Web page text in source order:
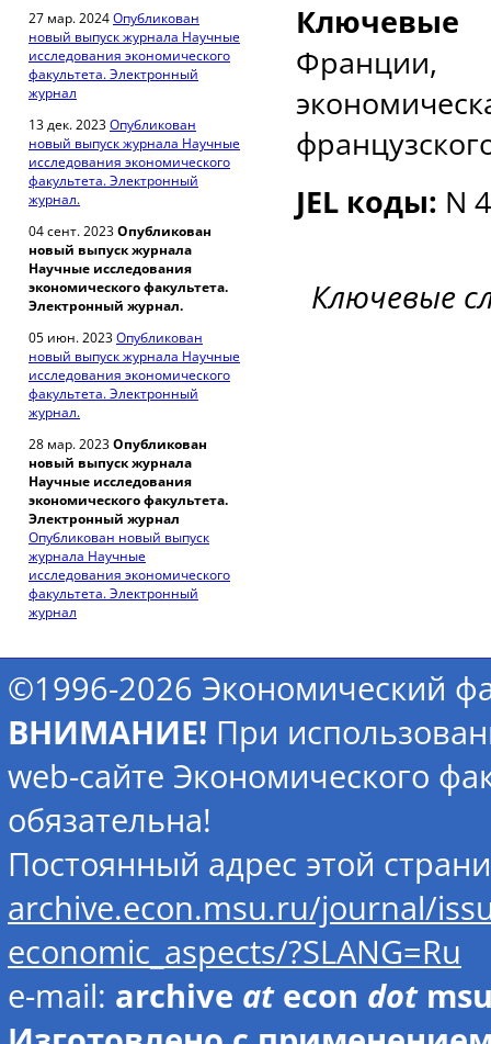
27 мар. 2024Опубликован
новый выпуск журнала Научные
исследования экономического
факультета. Электронный
журнал
13 дек. 2023Опубликован
новый выпуск журнала Научные
исследования экономического
факультета. Электронный
журнал.
04 сент. 2023Опубликован
новый выпуск журнала
Научные исследования
экономического факультета.
Электронный журнал.
05 июн. 2023Опубликован
новый выпуск журнала Научные
исследования экономического
факультета. Электронный
журнал.
28 мар. 2023Опубликован
новый выпуск журнала
Научные исследования
экономического факультета.
Электронный журнал
Опубликован новый выпуск
журнала Научные
исследования экономического
факультета. Электронный
журнал
Ключевые
Франции,
JEL коды: N
Ключевые
©1996-2026 Экономический
ВНИМАНИЕ! При
web-сайте Экономического
обязательна!
Постоянный адрес этой
archive.econ.msu.ru/journal/
economic_aspects/?SLANG=Ru
e-mail: archive atecon dot